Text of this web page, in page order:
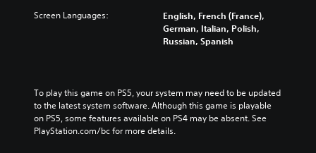
Screen Languages:
English, French (France),
German, Italian, Polish,
Russian, Spanish
To play this game on PS5, your system may need to be updated
to the latest system software. Although this game is playable
on PS5, some features available on PS4 may be absent. See
PlayStation.com/bc for more details.